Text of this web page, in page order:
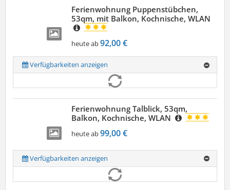
Ferienwohnung Puppenstübchen,
53qm, mit Balkon, Kochnische, WLAN
heute ab92,00 €
Verfügbarkeiten anzeigen
Ferienwohnung Talblick, 53qm,
Balkon, Kochnische, WLAN
heute ab99,00 €
Verfügbarkeiten anzeigen